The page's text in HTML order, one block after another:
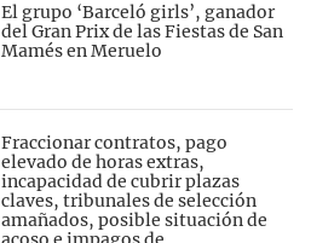
El grupo ‘Barceló girls’, ganador
del Gran Prix de las Fiestas de San
Mamés en Meruelo
Fraccionar contratos, pago
elevado de horas extras,
incapacidad de cubrir plazas
claves, tribunales de selección
amañados, posible situación de